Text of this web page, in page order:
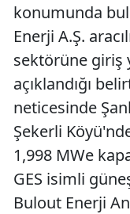
konumunda
Enerji A.Ş.
sektörüne giriş
açıklandığı
neticesinde
Şekerli
1,998 MWe
GES isimli
Bulout Enerji